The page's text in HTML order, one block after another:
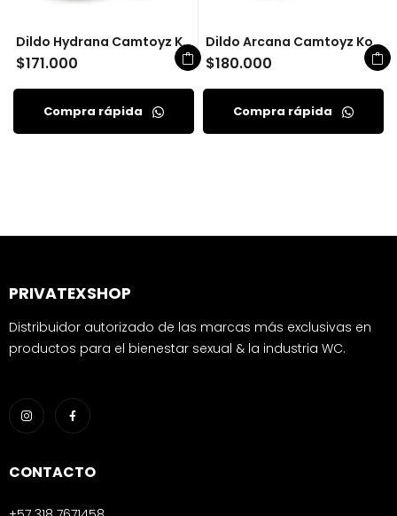
Dildo Hydrana Camtoyz Kosmos
$171.000
Compra rápida
Dildo Arcana Camtoyz
$180.000
Compra rápida
PRIVATEXSHOP
Distribuidor autorizado de las marcas más exclusivas en
productos para el bienestar sexual & la industria WC.
CONTACTO